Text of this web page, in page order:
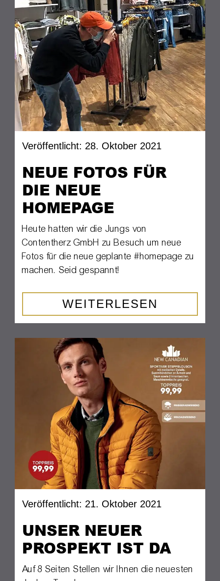
Veröffentlicht: 28. Oktober 2021
NEUE FOTOS FÜR
DIE NEUE
HOMEPAGE
Heute hatten wir die Jungs von
Contentherz GmbH zu Besuch um neue
Fotos für die neue geplante #homepage zu
machen. Seid gespannt!
WEITERLESEN
Veröffentlicht: 21. Oktober 2021
UNSER NEUER
PROSPEKT IST DA
Auf 8 Seiten Stellen wir Ihnen die neuesten